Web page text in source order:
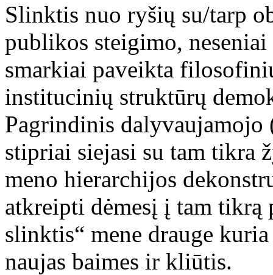
Slinktis nuo ryšių su/tarp
publikos steigimo,
smarkiai paveikta
institucinių struktūrų
Pagrindinis
stipriai siejasi su tam tikra
meno hierarchijos
atkreipti dėmesį į tam tikrą
slinktis“ mene drauge
naujas baimes ir kliūtis.